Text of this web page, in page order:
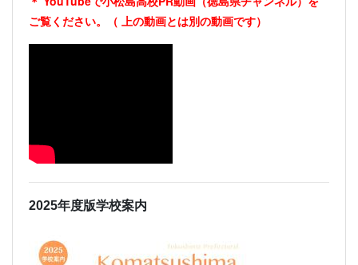
ご覧ください。（ 上の動画とは別の動画です）
2025年度版学校案内